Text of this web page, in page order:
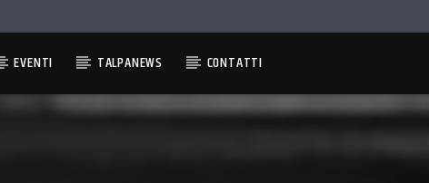
EVENTI TALPANEWS CONTATTI